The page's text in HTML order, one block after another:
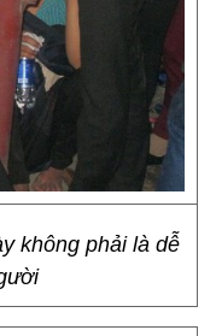
không phải là dễ